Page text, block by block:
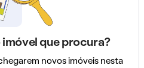
que procura?
novos imóveis nesta